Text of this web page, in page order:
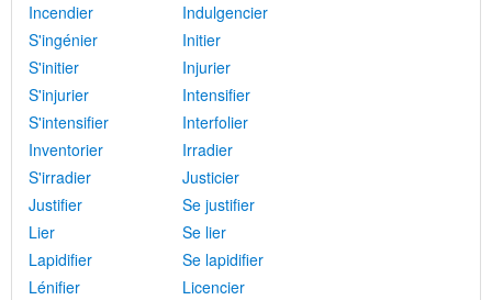
Incendier
Indulgencier
S'ingénier
Initier
S'initier
Injurier
S'injurier
Intensifier
S'intensifier
Interfolier
Inventorier
Irradier
S'irradier
Justicier
Justifier
Se justifier
Lier
Se lier
Lapidifier
Se lapidifier
Lénifier
Licencier